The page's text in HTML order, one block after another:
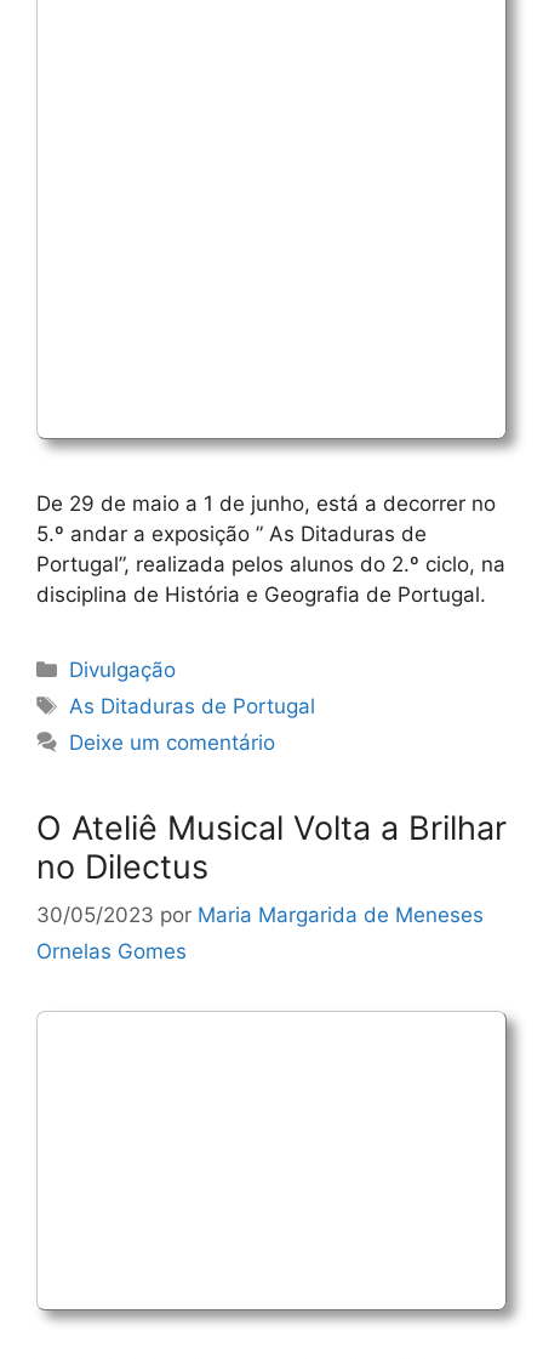
De 29 de maio a 1 de junho, está a decorrer no
5.º andar a exposição ” As Ditaduras de
Portugal”, realizada pelos alunos do 2.º ciclo, na
disciplina de História e Geografia de Portugal.
Categorias
Divulgação
Etiquetas
As Ditaduras de Portugal
Deixe um comentário
O Ateliê Musical Volta a Brilhar
no Dilectus
30/05/2023 por Maria Margarida de Meneses
Ornelas Gomes